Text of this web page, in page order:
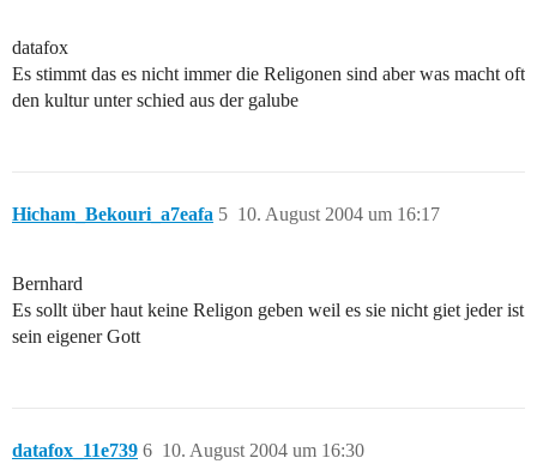
datafox
Es stimmt das es nicht immer die Religonen sind aber was macht oft
den kultur unter schied aus der galube
Hicham_Bekouri_a7eafa 10. August 2004 um 16:17
5
Bernhard
Es sollt über haut keine Religon geben weil es sie nicht giet jeder ist
sein eigener Gott
datafox_11e739 10. August 2004 um 16:30
6